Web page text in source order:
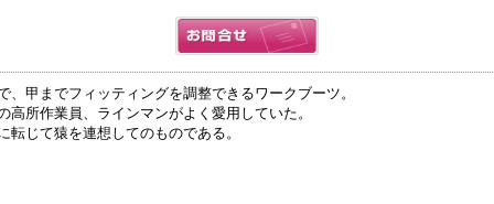
甲までフィッティングを調整できるワークブーツ。
所作業員、ラインマンがよく愛用していた。
じて猿を連想してのものである。